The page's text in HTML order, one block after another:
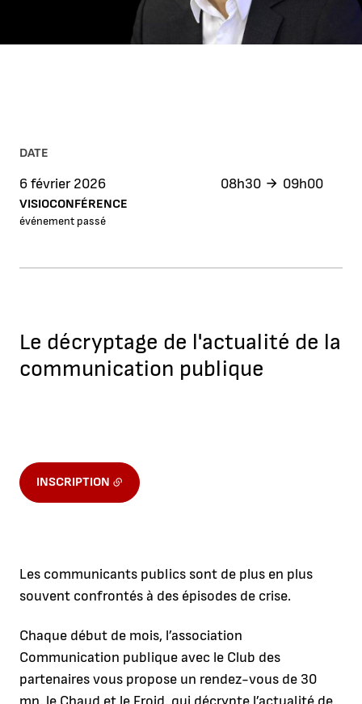
DATE
6 février 2026 08h30 09h00
VISIOCONFÉRENCE
événement passé
Le décryptage de l'actualité de la
communication publique
INSCRIPTION
Les communicants publics sont de plus en plus
souvent confrontés à des épisodes de crise.
Chaque début de mois, l’association
Communication publique avec le Club des
partenaires vous propose un rendez-vous de 30